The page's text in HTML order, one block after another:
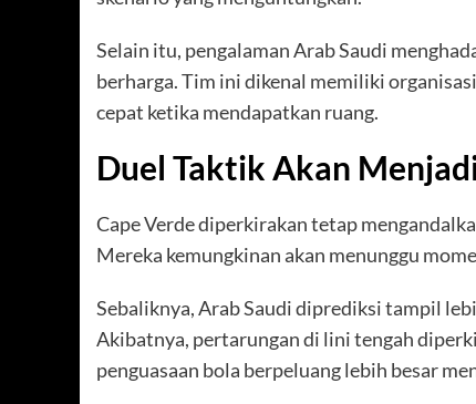
Selain itu, pengalaman Arab Saudi
berharga. Tim ini dikenal memiliki
cepat ketika mendapatkan ruang.
Duel Taktik Akan
Cape Verde diperkirakan tetap
Mereka kemungkinan akan menunggu
Sebaliknya, Arab Saudi diprediksi tampil
Akibatnya, pertarungan di lini tengah
penguasaan bola berpeluang lebih besar